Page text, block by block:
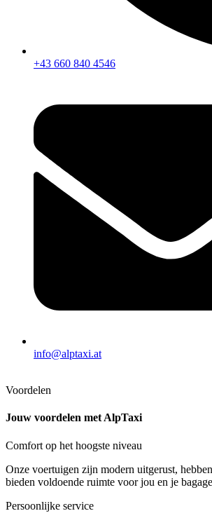
+43 660 840 4546
info@alptaxi.at
Voordelen
Jouw voordelen met AlpTaxi
Comfort op het hoogste niveau
Onze voertuigen zijn modern uitgerust,
bieden voldoende ruimte voor jou en je
Persoonlijke service